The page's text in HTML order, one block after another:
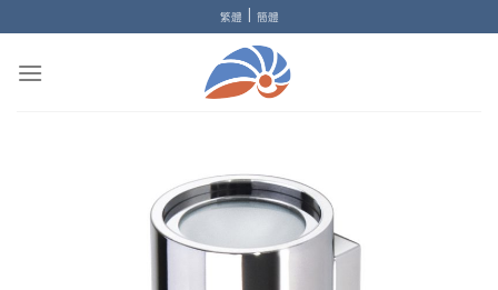
to
content
繁體 | 簡體